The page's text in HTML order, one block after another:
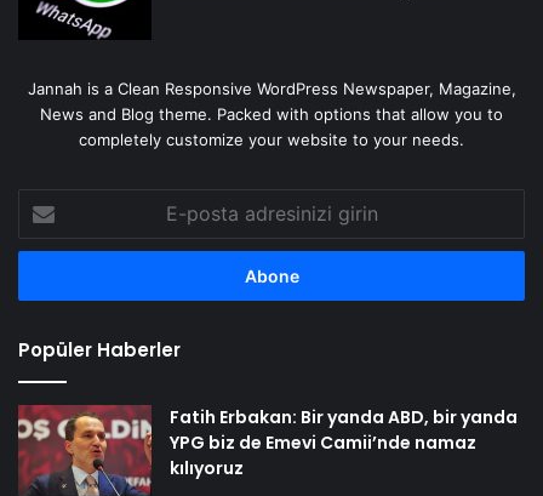
Jannah is a Clean Responsive WordPress Newspaper, Magazine,
News and Blog theme. Packed with options that allow you to
completely customize your website to your needs.
posta
adresinizi
Popüler Haberler
Fatih Erbakan: Bir yanda ABD, bir yanda
YPG biz de Emevi Camii’nde namaz
kılıyoruz